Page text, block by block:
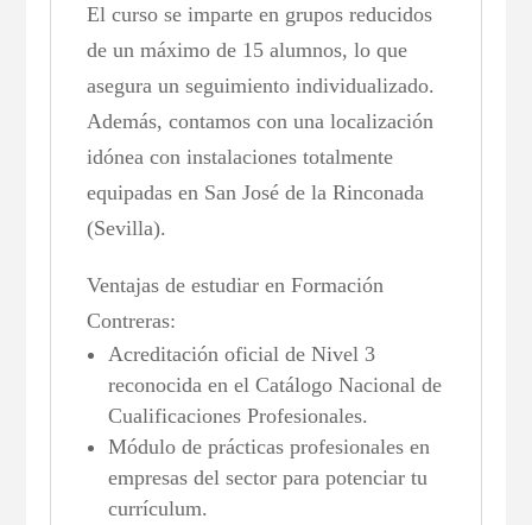
El curso se imparte en grupos reducidos
de un máximo de 15 alumnos, lo que
asegura un seguimiento individualizado.
Además, contamos con una localización
idónea con instalaciones totalmente
equipadas en San José de la Rinconada
(Sevilla).
Ventajas de estudiar en Formación
Contreras:
Acreditación oficial de Nivel 3
reconocida en el Catálogo Nacional de
Cualificaciones Profesionales.
Módulo de prácticas profesionales en
empresas del sector para potenciar tu
currículum.